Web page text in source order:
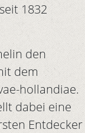
1832
den
dem
hollandiae.
dabei eine
Entdecker